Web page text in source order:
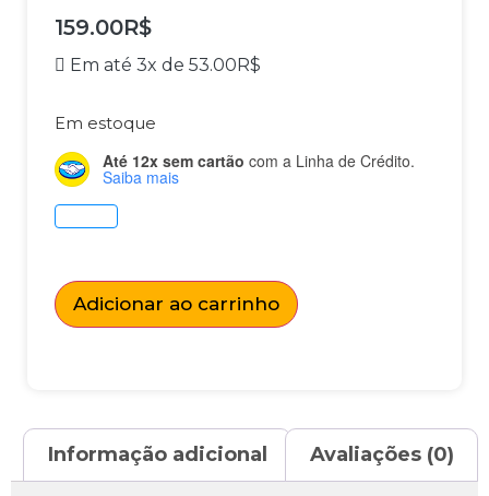
159.00R$
Em até 3x de 53.00R$
Em estoque
Até 12x sem cartão com a Linha de Crédito.
Saiba mais
Adicionar ao carrinho
Informação adicional Avaliações (0)